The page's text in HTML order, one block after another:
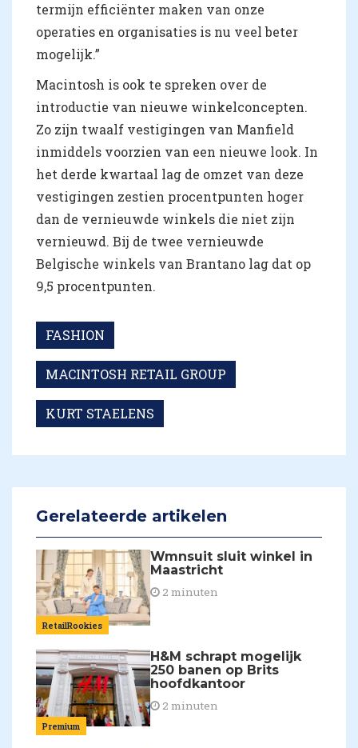
termijn efficiënter maken van onze
operaties en organisaties is nu veel beter
mogelijk.”
Macintosh is ook te spreken over de
introductie van nieuwe winkelconcepten.
Zo zijn twaalf vestigingen van Manfield
inmiddels voorzien van een nieuwe look. In
het derde kwartaal lag de omzet van deze
vestigingen zestien procentpunten hoger
dan de vernieuwde winkels die niet zijn
vernieuwd. Bij de twee vernieuwde
Belgische winkels van Brantano lag dat op
9,5 procentpunten.
FASHION
MACINTOSH RETAIL GROUP
KURT STAELENS
Gerelateerde artikelen
RetailRookies
Wmnsuit sluit winkel in
Maastricht
2 minuten
Premium
H&M schrapt mogelijk
250 banen op Brits
hoofdkantoor
2 minuten